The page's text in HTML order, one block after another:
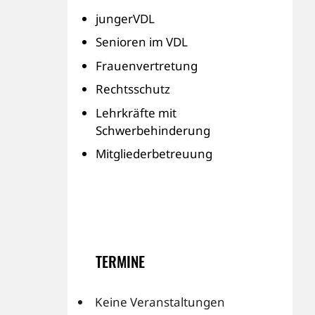
jungerVDL
Senioren im VDL
Frauenvertretung
Rechtsschutz
Lehrkräfte mit
Schwerbehinderung
Mitgliederbetreuung
TERMINE
Keine Veranstaltungen